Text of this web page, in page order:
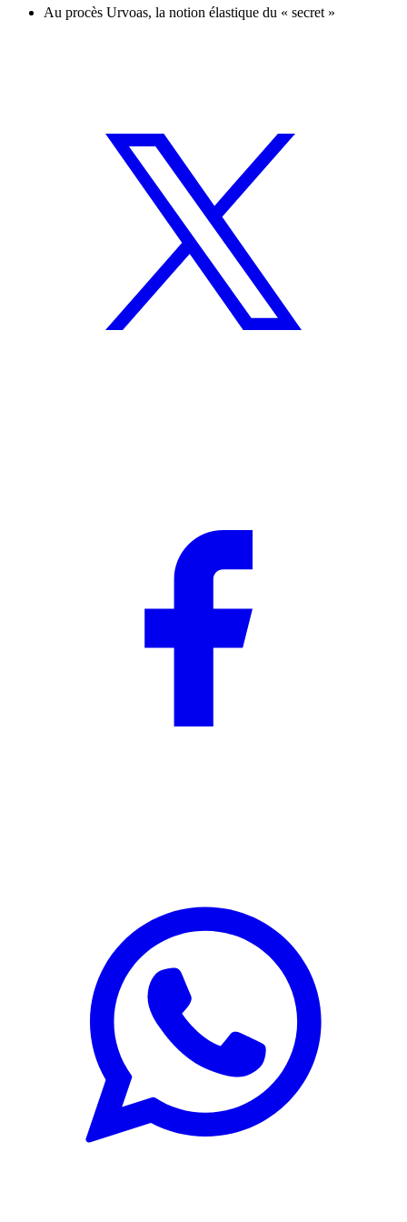
Au procès Urvoas, la notion élastique du « secret »